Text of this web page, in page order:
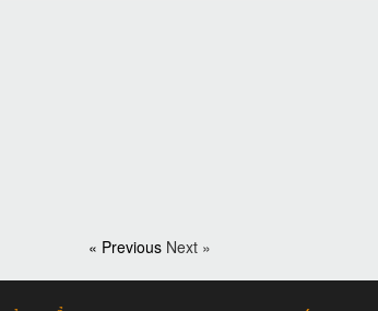
« Previous Next »